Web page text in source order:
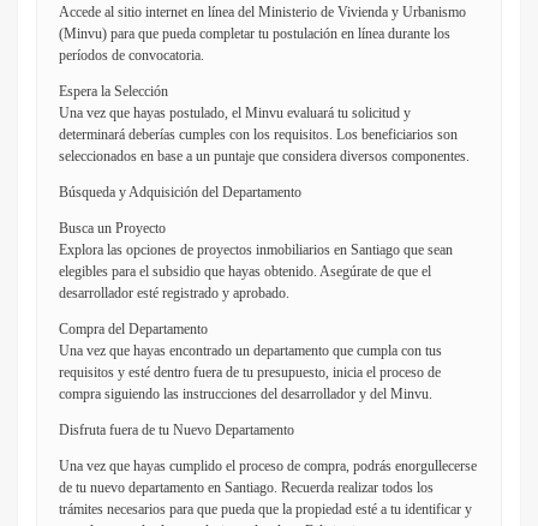
Accede al sitio internet en línea del Ministerio de Vivienda y Urbanismo
(Minvu) para que pueda completar tu postulación en línea durante los
períodos de convocatoria.
Espera la Selección
Una vez que hayas postulado, el Minvu evaluará tu solicitud y
determinará deberías cumples con los requisitos. Los beneficiarios son
seleccionados en base a un puntaje que considera diversos componentes.
Búsqueda y Adquisición del Departamento
Busca un Proyecto
Explora las opciones de proyectos inmobiliarios en Santiago que sean
elegibles para el subsidio que hayas obtenido. Asegúrate de que el
desarrollador esté registrado y aprobado.
Compra del Departamento
Una vez que hayas encontrado un departamento que cumpla con tus
requisitos y esté dentro fuera de tu presupuesto, inicia el proceso de
compra siguiendo las instrucciones del desarrollador y del Minvu.
Disfruta fuera de tu Nuevo Departamento
Una vez que hayas cumplido el proceso de compra, podrás enorgullecerse
de tu nuevo departamento en Santiago. Recuerda realizar todos los
trámites necesarios para que pueda que la propiedad esté a tu identificar y